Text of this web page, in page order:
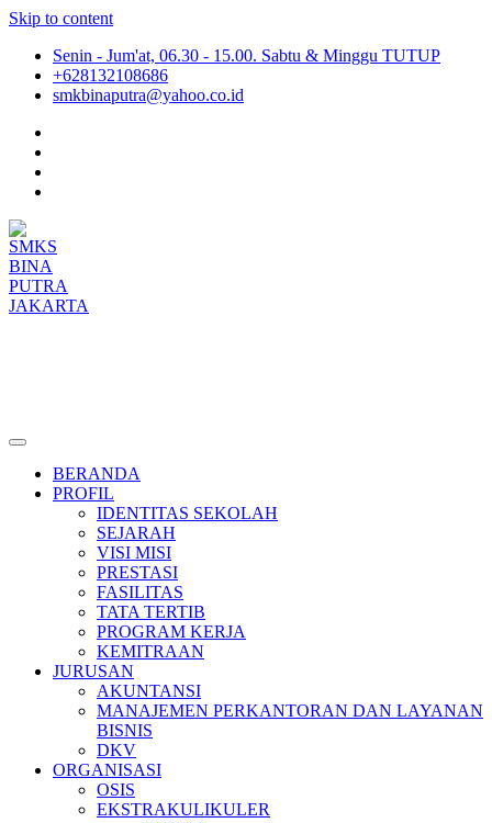
Skip to content
Senin - Jum'at, 06.30 - 15.00. Sabtu & Minggu TUTUP
+628132108686
smkbinaputra@yahoo.co.id
BERANDA
PROFIL
IDENTITAS SEKOLAH
SEJARAH
VISI MISI
PRESTASI
FASILITAS
TATA TERTIB
PROGRAM KERJA
KEMITRAAN
JURUSAN
AKUNTANSI
MANAJEMEN PERKANTORAN DAN LAYANAN
BISNIS
DKV
ORGANISASI
OSIS
EKSTRAKULIKULER